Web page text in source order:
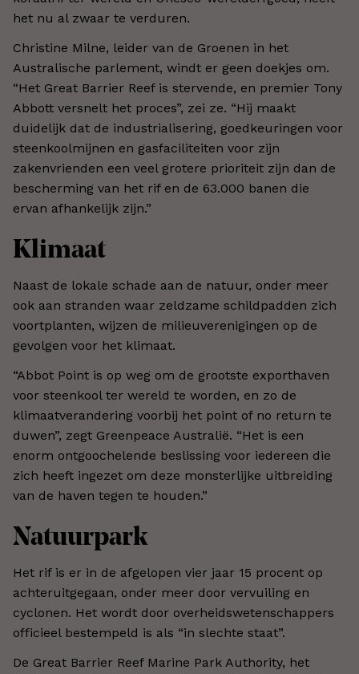
het nu al zwaar te verduren.
Christine Milne, leider van de Groenen in het
Australische parlement, windt er geen doekjes om.
“Het Great Barrier Reef is stervende, en premier Tony
Abbott versnelt het proces”, zei ze. “Hij maakt
duidelijk dat de industrialisering, goedkeuringen voor
steenkoolmijnen en gasfaciliteiten voor zijn
zakenvrienden een veel grotere prioriteit zijn dan de
bescherming van het rif en de 63.000 banen die
ervan afhankelijk zijn.”
Klimaat
Naast de lokale schade aan de natuur, onder meer
ook aan stranden waar zeldzame schildpadden zich
voortplanten, wijzen de milieuverenigingen op de
gevolgen voor het klimaat.
“Abbot Point is op weg om de grootste exporthaven
voor steenkool ter wereld te worden, en zo de
klimaatverandering voorbij het point of no return te
duwen”, zegt Greenpeace Australië. “Het is een
enorm ontgoochelende beslissing voor iedereen die
zich heeft ingezet om deze monsterlijke uitbreiding
van de haven tegen te houden.”
Natuurpark
Het rif is er in de afgelopen vier jaar 15 procent op
achteruitgegaan, onder meer door vervuiling en
cyclonen. Het wordt door overheidswetenschappers
officieel bestempeld is als “in slechte staat”.
De Great Barrier Reef Marine Park Authority, het